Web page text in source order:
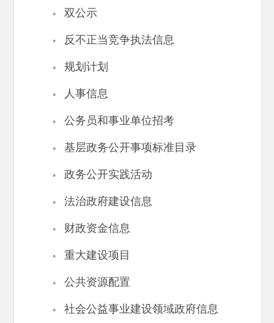
· 双公示
· 反不正当竞争执法信息
· 规划计划
· 人事信息
· 公务员和事业单位招考
· 基层政务公开事项标准目录
· 政务公开实践活动
· 法治政府建设信息
· 财政资金信息
· 重大建设项目
· 公共资源配置
· 社会公益事业建设领域政府信息